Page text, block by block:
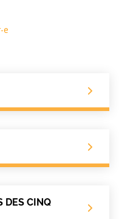
e
DES CINQ